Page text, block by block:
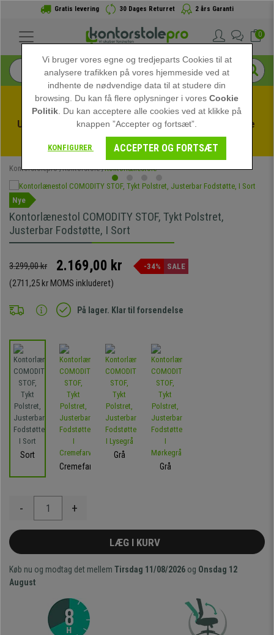
Gratis levering 30 Dages Returret 2 års Garanti
0
Udnyt sommerudsalget hos kontorstolepro! Eksklusive
rabatter i en begrænset periode - Se tilbuddet
Kontorstolepro Kontorstole Kontorlænestole
Nye
Kontorlænestol COMODITY STOF, Tykt Polstret,
Justerbar Fodstøtte, I Sort
3.299,00 kr 2.169,00 kr -34% SALE
(2711,25 kr MOMS inkluderet)
På lager. Klar til forsendelse
Sort
Cremefarvet
Grå
Grå
- +
LÆG I KURV
Køb nu og modtag det mellem Tirsdag 11/08/2026 og Onsdag 12
August
Vi bruger vores egne og tredjeparts Cookies til at
analysere trafikken på vores hjemmeside ved at
indhente de nødvendige data til at studere din
browsing. Du kan få flere oplysninger i voresCookie
Politik . Du kan acceptere alle cookies ved at klikke på
knappen ”Accepter og fortsæt”.
KONFIGURER ACCEPTER OG FORTSÆT